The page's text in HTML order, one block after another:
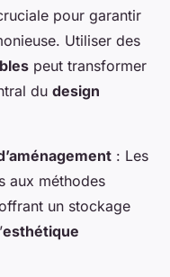
pour garantir
Utiliser des
peut transformer
du design
: Les
aux méthodes
un stockage
esthétique